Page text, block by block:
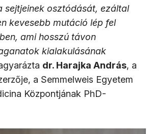
sejtjeinek osztódását, ezáltal
kevesebb mutáció lép fel
ami hosszú távon
kialakulásának
dr. Harajka András, a
a Semmelweis Egyetem
Központjának PhD-